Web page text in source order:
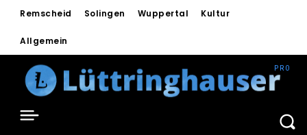
Remscheid Solingen Wuppertal Kultur
Allgemein